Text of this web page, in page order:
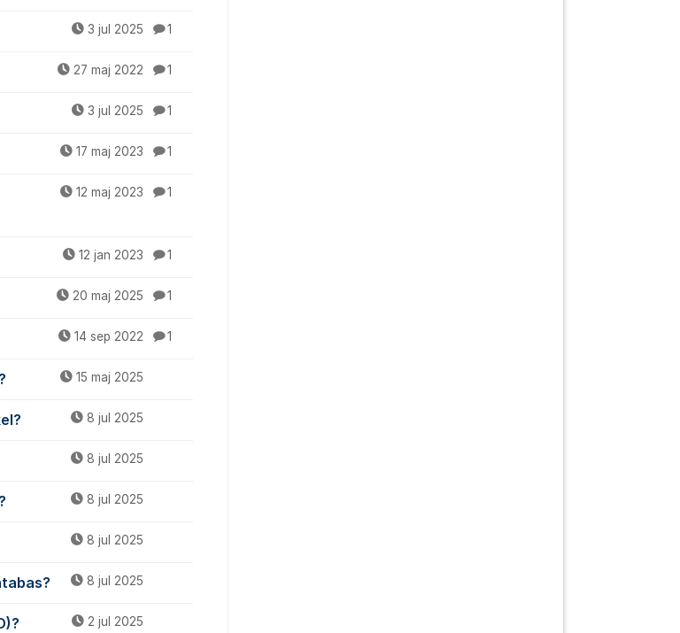
3 jul 2025 1
27 maj 2022 1
3 jul 2025 1
17 maj 2023 1
12 maj 2023 1
12 jan 2023 1
20 maj 2025 1
14 sep 2022 1
15 maj 2025
8 jul 2025
8 jul 2025
8 jul 2025
8 jul 2025
8 jul 2025
2 jul 2025